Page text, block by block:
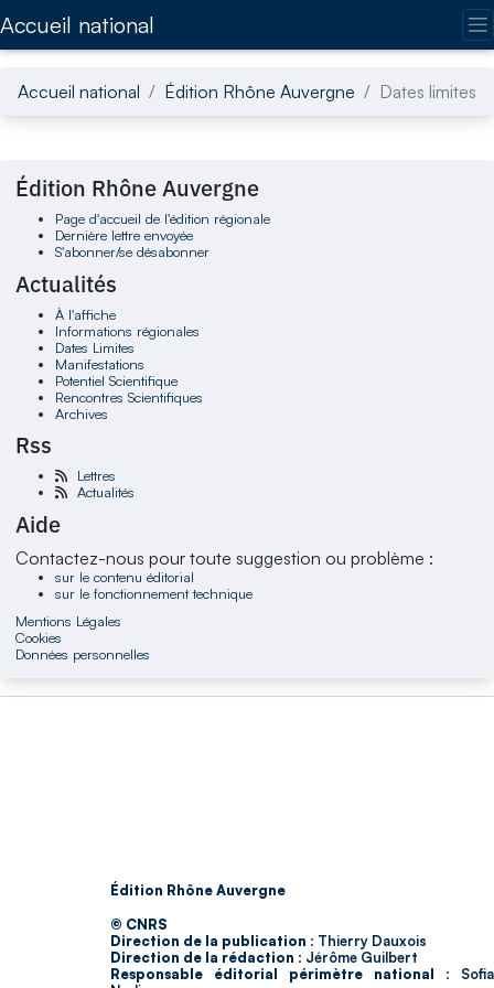
Accueil national
Accueil national Édition Rhône Auvergne Dates limites
Édition Rhône Auvergne
Page d'accueil de l'édition régionale
Dernière lettre envoyée
S'abonner/se désabonner
Actualités
À l'affiche
Informations régionales
Dates Limites
Manifestations
Potentiel Scientifique
Rencontres Scientifiques
Archives
Rss
Lettres
Actualités
Aide
Contactez-nous pour toute suggestion ou problème :
sur le contenu éditorial
sur le fonctionnement technique
Mentions Légales
Cookies
Données personnelles
Édition Rhône Auvergne
© CNRS
Direction de la publication : Thierry Dauxois
Direction de la rédaction : Jérôme Guilbert
Responsable éditorial périmètre national : Sofia